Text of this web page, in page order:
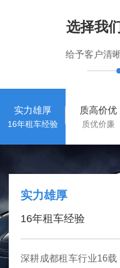
选择我
给予客户清
实力雄厚
16年租车经验
质高价优
质优价廉
实力雄厚
16年租车经验
深耕成都租车行业16